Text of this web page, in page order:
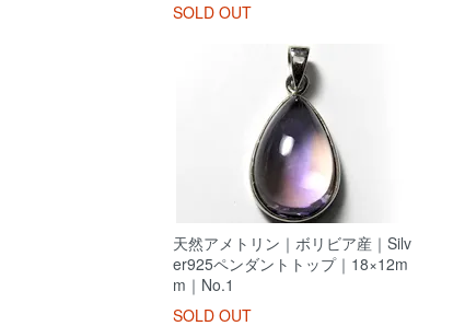
SOLD OUT
天然アメトリン｜ボリビア産｜Silv
er925ペンダントトップ｜18×12m
m｜No.1
SOLD OUT